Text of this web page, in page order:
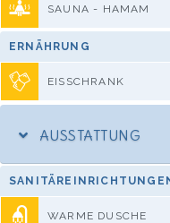
SAUNA - HAMAM
ERNÄHRUNG
EISSCHRANK
AUSSTATTUNG
WARME DUSCHE